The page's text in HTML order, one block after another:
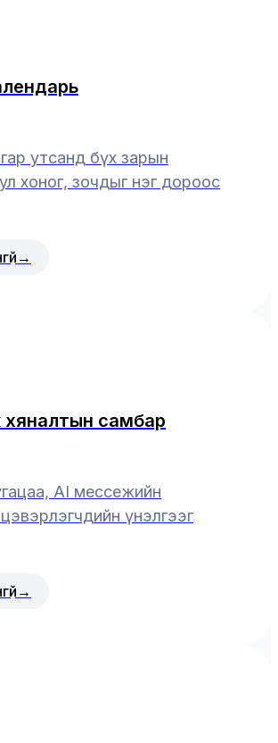
утсанд бүх зарын
хоног, зочдыг нэг дороос
→
хяналтын самбар
AI мессежийн
үнэлгээг
→